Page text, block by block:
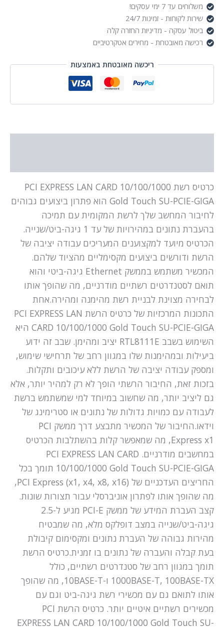
משלוחים עד 7 ימי עסקים!
שירות לקוחות - זמינות 24/7
ביטול עסקה - מדיניות החזרה קלה
רכישה מאובטחת - מחירים אטקרטיביים
ריכשה מאובטחת באמצעות
כרטיס רשת PCI EXPRESS LAN CARD 10/100/1000
Gold Touch SU-PCIE-GIGA הוא פתרון ביצועים גבוהים
לחיבור המחשב שלך לרשת המקומית עם תמיכה
בהעברת נתונים במהירויות של עד 1 גיגה-ביט/שנייה.
הכרטיס מיועד למקצוענים המעריכים עבודה יציבה של
הרשת ודורשים ביצועים מקסימליים מהציוד שלהם.
המכשיר משתמש בממשק Ethernet גיגה-ביטי והוא
תואם לסטנדרטים רשתיים מודרניים, מה שהופך אותו
לבחירה מצוינת לבניית רשת מהימנה ומהירה.אחת
התכונות המרכזיות של כרטיס הרשת PCI EXPRESS LAN
CARD 10/100/1000 Gold Touch SU-PCIE-GIGA היא
השימוש בשבב RTL8111E יציב ומהימן. שבב זה ידוע
ביעילות ובמהימנות שלו במגוון רחב של תרחישי שימוש,
ומספק עבודה יציבה של הרשת ללא עיכובים ותקלות.
בזכות זאת, החיבור הרשתי הופך לא רק למהיר יותר, אלא
גם ליציב יותר, מה שחשוב במיוחד למי שמשתמש ברשת
לעבודה עם כמויות גדולות של נתונים או סטרימינג של
וידאו.החיבור של המכשיר מתבצע דרך ממשק PCI
Express x1, מה שמאפשר קלות בהשתלבות הכרטיס
במחשבים מודרניים. PCI EXPRESS LAN CARD
10/100/1000 Gold Touch SU-PCIE-GIGA תומך בכל
החריצים העדכניים של PCI Express (x1, x4, x8, x16),
מה שהופך אותו לפתרון אוניברסלי עבור תצורות שונות.
קצב העברת המידע של ממשק PCI-E מגיע ל-2.5
גיגה-ביט/שנייה במצב דופלקס מלא, מה שמבטיח
מהירות גבוהה של העברת נתונים ומקסימום קיבולת
בעת קבלה והעברה של נתונים בו זמנית.כרטיס הרשת
תומך במגוון רחב של סטנדרטים רשתיים, כולל
1000BASE-T, 100BASE-TX ו-10BASE-T, מה שהופך
אותו לתואם גם עם מכשירי רשת גיגה-ביט וגם עם
מכשירים רשתיים איטיים יותר. כרטיס הרשת PCI
EXPRESS LAN CARD 10/100/1000 Gold Touch SU-